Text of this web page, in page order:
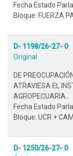
Fecha Estado
Bloque: FUERZA
D- 1198/26-27- 0
Original
DE
ATRAVIESA EL
AGROPECUARIA..
Fecha Estado
Bloque: UCR +
D- 1250/26-27- 0